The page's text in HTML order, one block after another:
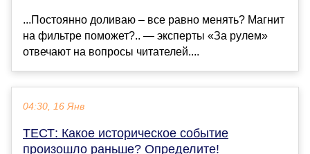
...Постоянно доливаю – все равно менять? Магнит
на фильтре поможет?.. — эксперты «За рулем»
отвечают на вопросы читателей....
04:30, 16 Янв
ТЕСТ: Какое историческое событие
произошло раньше? Определите!